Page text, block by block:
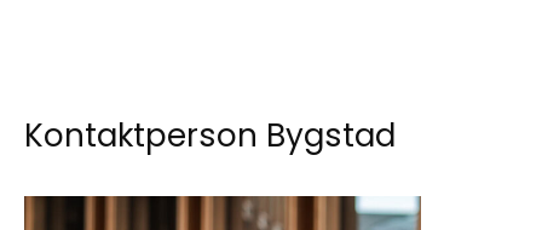
Kontaktperson Bygstad